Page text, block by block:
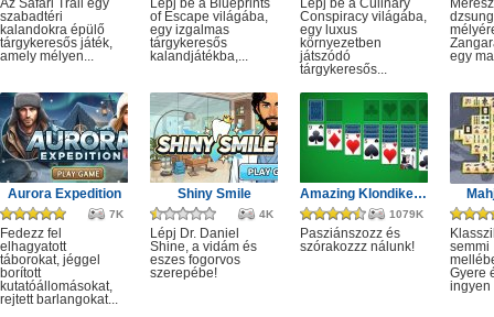
Az Safari Trail egy
szabadtéri
kalandokra épülő
tárgykeresős játék,
amely mélyen...
Lépj be a Blueprints
of Escape világába,
egy izgalmas
tárgykeresős
kalandjátékba,...
Lépj be a Culinary
Conspiracy világába,
egy luxus
környezetben
játszódó
tárgykeresős...
egy
Aurora Expedition
7K
Fedezz fel
elhagyatott
táborokat, jéggel
borított
kutatóállomásokat,
rejtett barlangokat...
Shiny Smile
4K
Lépj Dr. Daniel
Shine, a vidám és
eszes fogorvos
szerepébe!
Amazing Klondike Solitaire
1079K
Pasziánszozz és
szórakozzz nálunk!
semmi
Gyere
ingyen